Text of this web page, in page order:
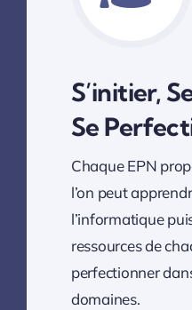
S’initier,
Se
Chaque EPN
l’on peut
l’informatique
ressources de
perfectionner
domaines.